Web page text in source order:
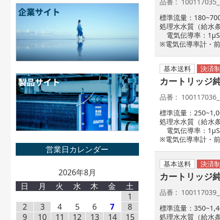
品番
標準流量：
処理水水質（給水
電気伝導率：
※電気伝導率計・
基本送料
カートリッジ
品番
標準流量：
処理水水質（給水
電気伝導率：
※電気伝導率計・
基本送料
カートリッジ
品番
標準流量：
処理水水質（給水
2026年8月
日
月 火 水 木 金
土
1
2
3 4 5 6 7
8
9
10 11 12 13 14 15